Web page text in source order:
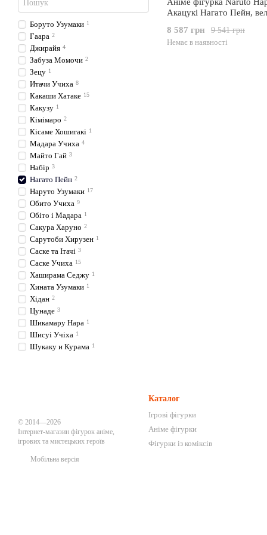
Акацукі Нагато Пейн,
9 541 грн
8 587 грн
Немає в наявності
Боруто Узумаки 1
Гаара 2
Джирайя 4
Забуза Момочи 2
Зецу 1
Итачи Учиха 8
Какаши Хатаке 15
Какузу 1
Кімімаро 2
Кісаме Хошигакі 1
Мадара Учиха 4
Майто Гай 3
Набір 3
Нагато Пейн 2
Наруто Узумаки 17
Обито Учиха 9
Обіто і Мадара 1
Сакура Харуно 2
Сарутоби Хирузен 1
Саске та Ітачі 3
Саске Учиха 15
Хаширама Седжу 1
Хината Узумаки 1
Хідан 2
Цунаде 3
Шикамару Нара 1
Шисуі Учіха 1
Шукаку и Курама 1
© 2014—2026
Інтернет-магазин фігурок аніме,
ігрових та мистецьких героїв
Мобільна версія
Каталог
Ігрові фігурки
Аніме фігурки
Фігурки із коміксів